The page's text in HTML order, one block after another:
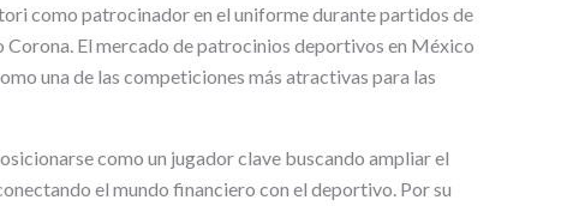
como patrocinador en el uniforme durante partidos de
Corona. El mercado de patrocinios deportivos en México
una de las competiciones más atractivas para las
como un jugador clave buscando ampliar el
el mundo financiero con el deportivo. Por su